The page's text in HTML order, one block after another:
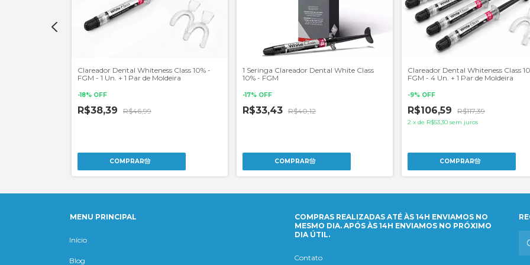
Clareador Dental Whiteness Class 10% -
FGM - 1 Un. + 1 Par de Moldeira
-18% OFF
R$38,39 R$46,99
1 Seringa Clareador Dental White Class
10% - FGM
-17% OFF
R$33,43 R$40,12
Clareador Dental Whiteness Class
FGM - 4 Un. + 1 Par de Moldeira
-9% OFF
R$106,59 R$117,39
2 x de R$53,30 sem juros
MENU PRINCIPAL
Início
Blog
COMPRAS REALIZADAS ATÉ ÀS 14H ENVIAMOS NO
MESMO DIA. APÓS ÀS 14H ENVIAMOS NO PRÓXIMO
DIA ÚTIL.
Contato